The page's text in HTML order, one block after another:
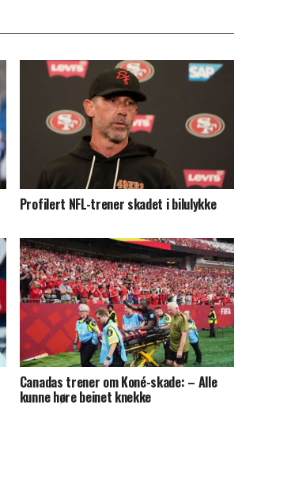
Profilert NFL-trener skadet i bilulykke
Canadas trener om Koné-skade: – Alle
kunne høre beinet knekke